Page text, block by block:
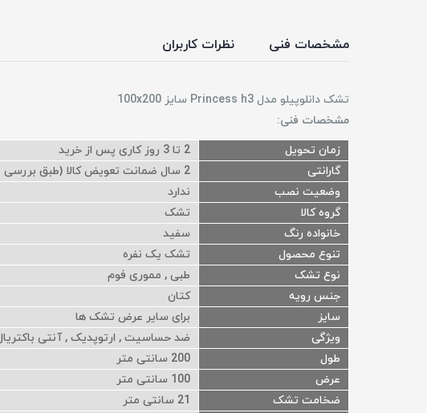
مشخصات فنی نظرات کاربران
تشک دانلوپیلو مدل Princess h3 سایز 100x200
مشخصات فنی:
زمان تحویل
2 تا 3 روز کاری پس از خرید
گارانتی
2 سال ضمانت تعویض کالا (طبق بررسی بخش کنترل و کیفیت) و 5 سال خدمات پس از فروش
وضعیت نصب
ندارد
گروه کالا
تشک
خانواده رنگ
سفید
تنوع محصول
تشک یک نفره
نوع تشک
طبی , مموری فوم
جنس رویه
کتان
سایز
برای سایر عرض تشک ها
ویژگی
ضد حساسیت , ارتوپدیک , آنتی
طول
200 سانتی متر
عرض
100 سانتی متر
ضخامت تشک
21 سانتی متر